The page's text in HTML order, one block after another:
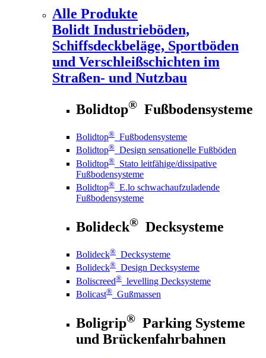
Alle Produkte
Bolidt Industrieböden,
Schiffsdeckbeläge, Sportböden
und Verschleißschichten im
Straßen- und Nutzbau
Bolidtop® Fußbodensysteme
Bolidtop® Fußbodensysteme
Bolidtop® Design sensationelle Fußböden
Bolidtop® Stato leitfähige/dissipative
Fußbodensysteme
Bolidtop® E.lo schwachaufzuladende
Fußbodensysteme
Bolideck® Decksysteme
Bolideck® Decksysteme
Bolideck® Design Decksysteme
Boliscreed® levelling Decksysteme
Bolicast® Gußmassen
Boligrip® Parking Systeme
und Brückenfahrbahnen